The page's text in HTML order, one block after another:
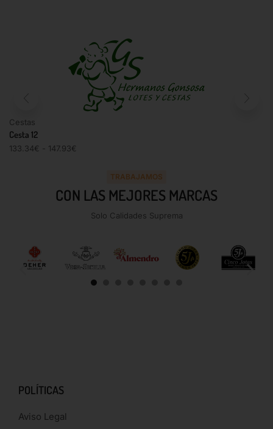
Cestas
Cesta 12
133.34€ 147.93€
TRABAJAMOS
CON LAS MEJORES MARCAS
Solo Calidades Suprema
POLÍTICAS
Aviso Legal